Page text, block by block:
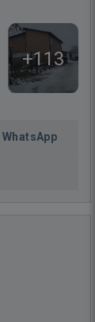
+113
WhatsApp